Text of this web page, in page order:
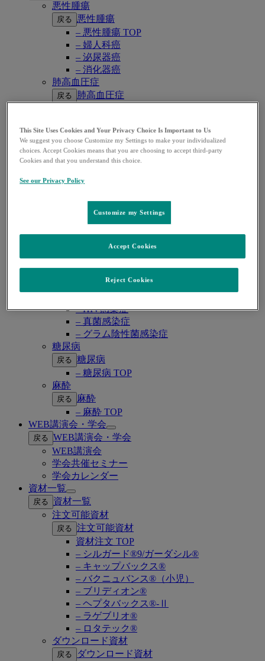
悪性腫瘍
戻る
悪性腫瘍
– 悪性腫瘍 TOP
– 婦人科癌
– 泌尿器癌
– 消化器癌
肺高血圧症
戻る
肺高血圧症
– CTEPH （慢性血栓塞栓性肺高血圧症）
ワクチン・予防抗体薬
戻る
ワクチン・予防抗体薬
– 子宮頸がん・HPV関連疾患
– 肺炎球菌感染症
– B型肝炎
– RSウイルス感染症
戻る 感染症
– COVID-19
– HIV感染症
– 真菌感染症
– グラム陰性菌感染症
糖尿病
戻る 糖尿病
– 糖尿病 TOP
麻酔
戻る
麻酔
– 麻酔 TOP
WEB講演会・学会
Open
submenu
戻る WEB講演会・学会
WEB講演会
学会共催セミナー
学会カレンダー
資材一覧
Open
submenu
戻る
資材一覧
注文可能資材
戻る 注文可能資材
資材注文 TOP
– シルガード®9/ガーダシル®
– キャップバックス®
– バクニュバンス®（小児）
– ブリディオン®
– ヘプタバックス®-Ⅱ
– ラゲブリオ®
– ロタテック®
ダウンロード資材
戻る ダウンロード資材
This Site Uses Cookies and Your Privacy Choice Is Important to Us
We suggest you choose Customize my Settings to make your individualized
choices. Accept Cookies means that you are choosing to accept third-party
Cookies and that you understand this choice.
See our Privacy Policy
Customize my Settings
Reject Cookies
Accept Cookies